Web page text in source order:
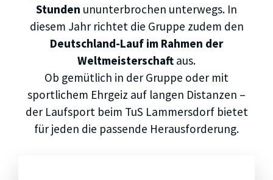
Stunden ununterbrochen unterwegs. In
diesem Jahr richtet die Gruppe zudem den
Deutschland-Lauf im Rahmen der
Weltmeisterschaft aus.
Ob gemütlich in der Gruppe oder mit
sportlichem Ehrgeiz auf langen Distanzen –
der Laufsport beim TuS Lammersdorf bietet
für jeden die passende Herausforderung.